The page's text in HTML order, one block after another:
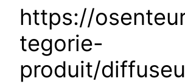
https://
tegorie-
produit/